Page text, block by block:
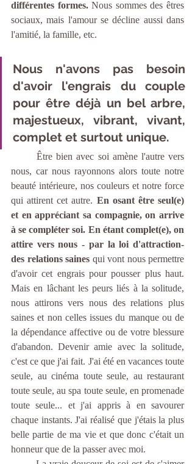
différentes formes. Nous sommes des êtres
sociaux, mais l'amour se décline aussi dans
l'amitié, la famille, etc.
Nous n'avons pas besoin
d'avoir l'engrais du couple
pour être déjà un bel arbre,
majestueux, vibrant, vivant,
complet et surtout unique.
	Être bien avec soi amène l'autre vers
nous, car nous rayonnons alors toute notre
beauté intérieure, nos couleurs et notre force
qui attirent cet autre. En osant être seul(e)
et en appréciant sa compagnie, on arrive
à se compléter soi. En étant complet(e), on
attire vers nous - par la loi d'attraction-
des relations saines qui vont nous permettre
d'avoir cet engrais pour pousser plus haut.
Mais en lâchant les peurs liés à la solitude,
nous attirons vers nous des relations plus
saines et non celles issues du manque ou de
la dépendance affective ou de votre blessure
d'abandon. Devenir amie avec la solitude,
c'est ce que j'ai fait. J'ai été en vacances toute
seule, au cinéma toute seule, au restaurant
toute seule, au spa toute seule, en promenade
toute seule... et j'ai appris à en savourer
chaque instants. J'ai réalisé que j'étais la plus
belle partie de ma vie et que donc c'était un
honneur que de la passer avec moi.